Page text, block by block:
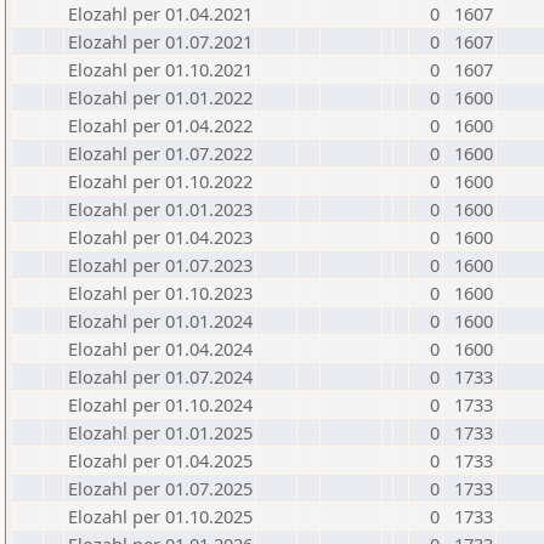
Elozahl per 01.04.2021 0
1607
Elozahl per 01.07.2021
0
1607
Elozahl per 01.10.2021
0
1607
Elozahl per 01.01.2022
0
1600
Elozahl per 01.04.2022
0
1600
Elozahl per 01.07.2022
0
1600
Elozahl per 01.10.2022
0
1600
Elozahl per 01.01.2023
0
1600
Elozahl per 01.04.2023
0
1600
Elozahl per 01.07.2023
0
1600
Elozahl per 01.10.2023
0
1600
Elozahl per 01.01.2024
0
1600
Elozahl per 01.04.2024
0
1600
Elozahl per 01.07.2024
0
1733
Elozahl per 01.10.2024
0
1733
Elozahl per 01.01.2025
0
1733
Elozahl per 01.04.2025
0
1733
Elozahl per 01.07.2025
0
1733
Elozahl per 01.10.2025
0
1733